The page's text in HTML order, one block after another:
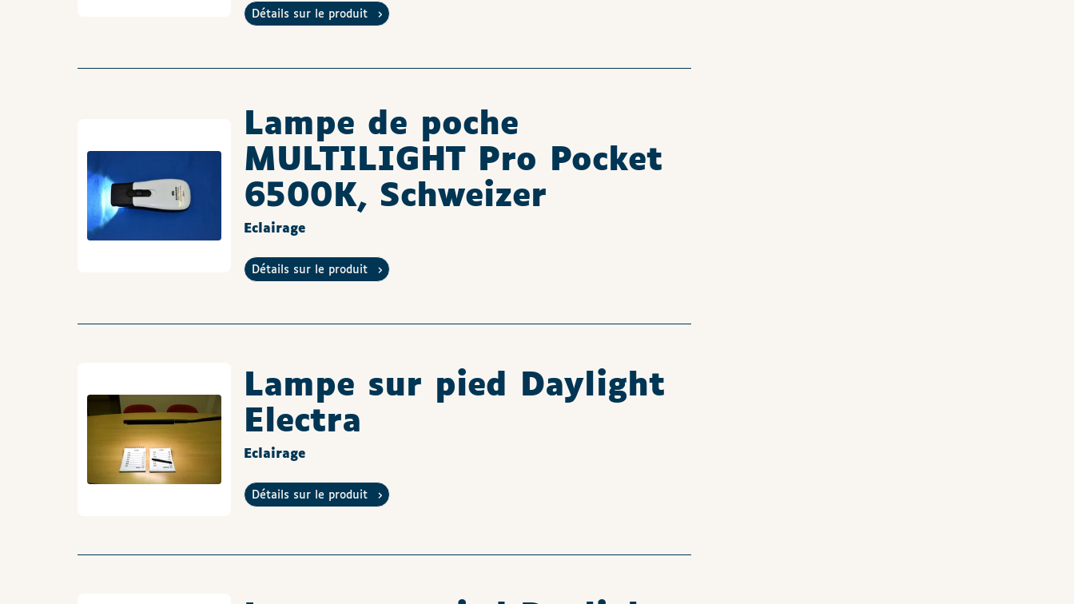
Détails sur le produit
Lampe de poche
MULTILIGHT Pro Pocket
6500K, Schweizer
Eclairage
Détails sur le produit
Lampe sur pied Daylight
Electra
Eclairage
Détails sur le produit